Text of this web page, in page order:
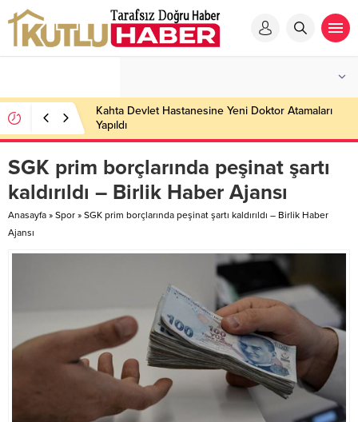
Kahta Devlet Hastanesine Yeni Doktor Atamaları
Yapıldı
SGK prim borçlarında peşinat şartı
kaldırıldı – Birlik Haber Ajansı
Anasayfa » Spor » SGK prim borçlarında peşinat şartı kaldırıldı – Birlik Haber
Ajansı